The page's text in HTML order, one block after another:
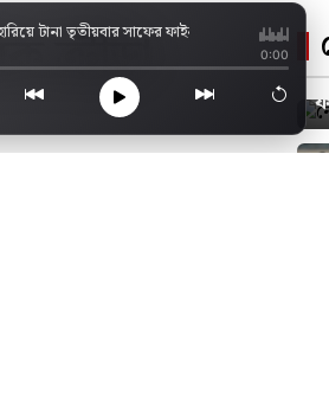
ক্রীড়া
টানা তৃতীয়বার সাফের ফাইনালে বাংলাদেশ
0:00